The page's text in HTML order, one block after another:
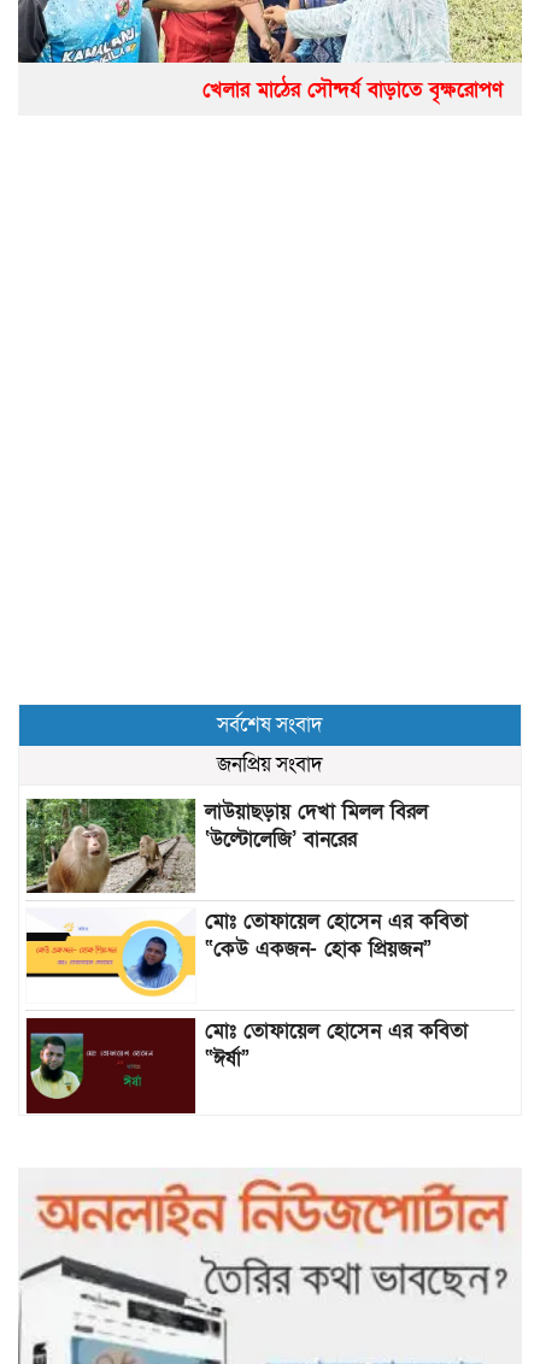
খেলার মাঠের সৌন্দর্য বাড়াতে বৃক্ষরোপণ
সর্বশেষ সংবাদ
জনপ্রিয় সংবাদ
লাউয়াছড়ায় দেখা মিলল বিরল
‘উল্টোলেজি’ বানরের
মোঃ তোফায়েল হোসেন এর কবিতা
“কেউ একজন- হোক প্রিয়জন”
মোঃ তোফায়েল হোসেন এর কবিতা
“ঈর্ষা”
আটকে পড়া ১০ পর্যটককে উদ্ধার করল
পুলিশ ও ফায়ার সার্ভিস
গাছ না কেটে আমাদের পুড়িয়ে মারলে
ভালো হতো’: বন বিভাগের নিষ্ঠুরতায়
নিঃস্ব কৃষক